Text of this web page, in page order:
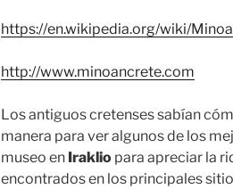
https://en.wikipedia.org/wiki/
http://www.minoancrete.com
Los antiguos cretenses sabían
manera para ver algunos de los
museo en Iraklio para apreciar la
encontrados en los principales